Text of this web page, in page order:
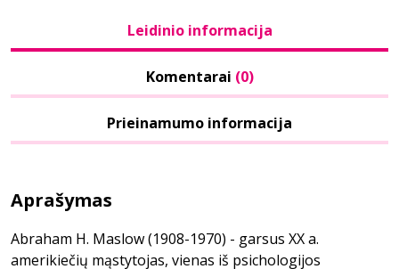
Leidinio informacija
Komentarai (0)
Prieinamumo informacija
Aprašymas
Abraham H. Maslow (1908-1970) - garsus XX a.
amerikiečių mąstytojas, vienas iš psichologijos